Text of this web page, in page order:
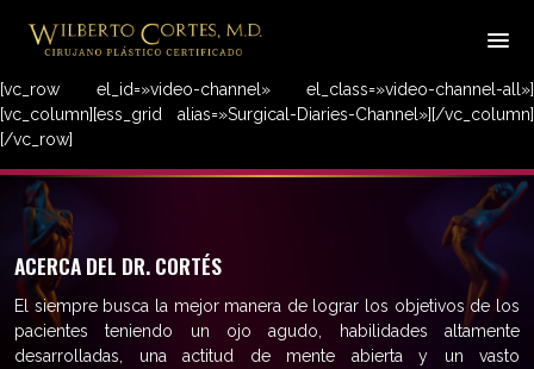
[vc_row el_id=»video-channel» el_class=»video-channel-all»]
[vc_column][ess_grid alias=»Surgical-Diaries-Channel»][/vc_column]
[/vc_row]
ACERCA DEL DR. CORTÉS
El siempre busca la mejor manera de lograr los objetivos de los
pacientes teniendo un ojo agudo, habilidades altamente
desarrolladas, una actitud de mente abierta y un vasto